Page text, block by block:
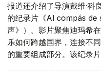
报道还介绍了导演戴维·
的纪录片《Al compás de
声》）。影片聚焦迪玛希
乐如何跨越国界，连接不
的重要组成部分。该纪录